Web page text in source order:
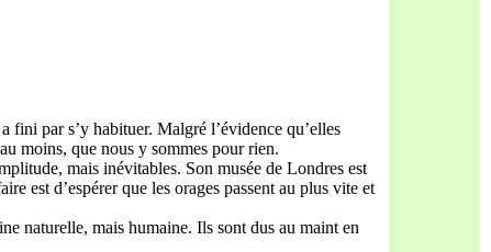
fini par s’y habituer. Malgré l’évidence qu’elles
moins, que nous y sommes pour rien.
mais inévitables. Son musée de Londres est
est d’espérer que les orages passent au plus vite et
naturelle, mais humaine. Ils sont dus au maint en